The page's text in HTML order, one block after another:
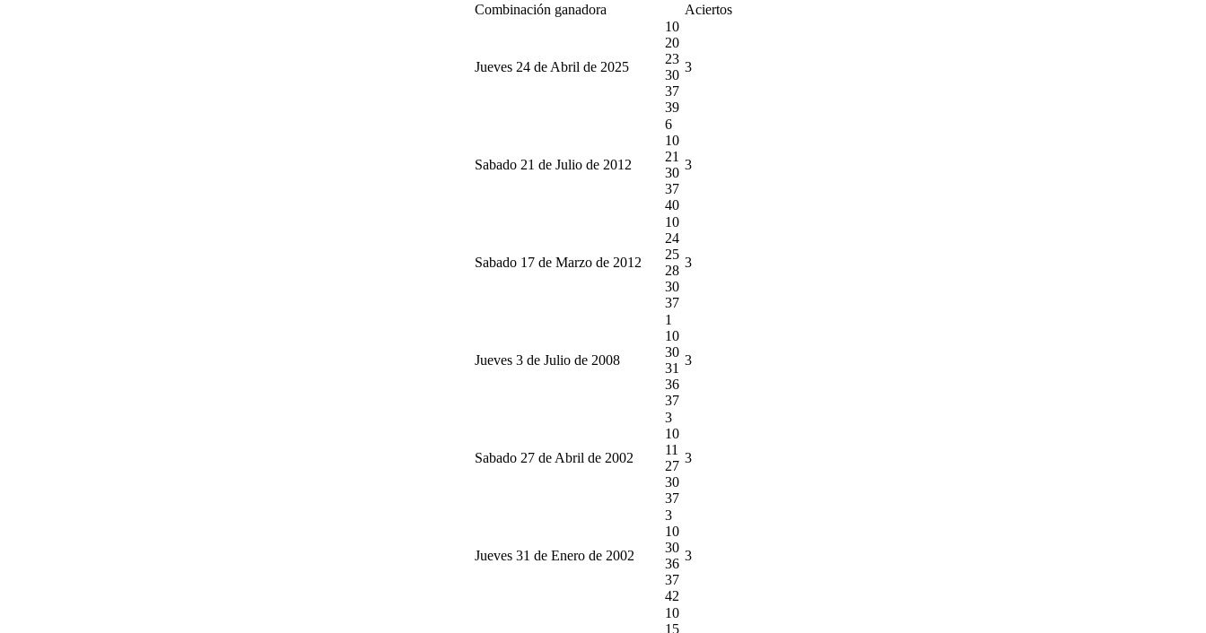
Combinación ganadora Aciertos
Jueves 24 de Abril de 2025
10
20
23
30
37
39
3
Sabado 21 de Julio de 2012
6
10
21
30
37
40
3
Sabado 17 de Marzo de 2012
10
24
25
28
30
37
3
Jueves 3 de Julio de 2008
1
10
30
31
36
37
3
Sabado 27 de Abril de 2002
3
10
11
27
30
37
3
Jueves 31 de Enero de 2002
3
10
30
36
37
42
3
10
15